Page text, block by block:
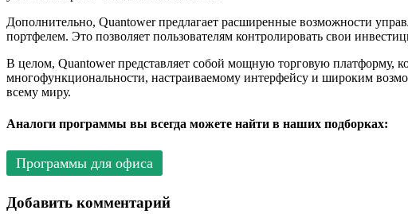
Дополнительно, Quantower предлагает расширенные возможности
портфелем. Это позволяет пользователям контролировать свои
В целом, Quantower представляет собой мощную торговую платформу,
многофункциональности, настраиваемому интерфейсу и широким
всему миру.
Аналоги программы вы всегда можете найти в наших подборках:
Программы для офиса
Добавить комментарий